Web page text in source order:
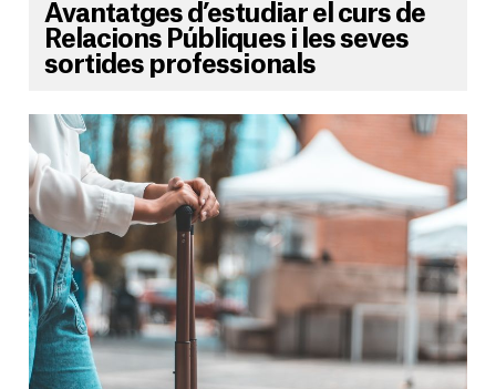
Avantatges d’estudiar el curs de
Relacions Públiques i les seves
sortides professionals